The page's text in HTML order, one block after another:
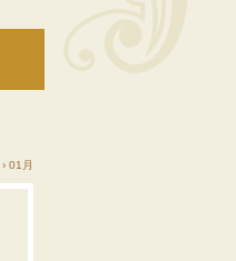
› 01月